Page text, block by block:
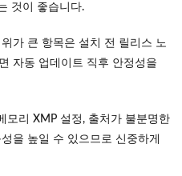
것이 좋습니다.
가 큰 항목은 설치 전 릴리스 노
자동 업데이트 직후 안정성을
모리 XMP 설정, 출처가 불분명한
을 높일 수 있으므로 신중하게